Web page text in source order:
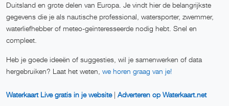
Duitsland en grote delen van Europa. Je vindt hier de belangrijkste
gegevens die je als nautische professional, watersporter, zwemmer,
waterliefhebber of meteo-geïnteresseerde nodig hebt. Snel en
compleet.
Heb je goede ideeën of suggesties, wil je samenwerken of data
hergebruiken? Laat het weten, we horen graag van je!
Waterkaart Live gratis in je website| Adverteren op Waterkaart.net